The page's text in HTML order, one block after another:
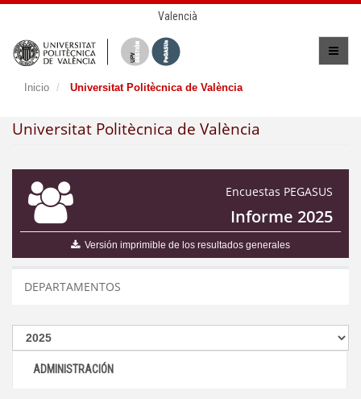
Valencià
Inicio Universitat Politècnica de València
Universitat Politècnica de València
Encuestas PEGASUS
Informe 2025
Versión imprimible de los resultados generales
DEPARTAMENTOS
ADMINISTRACIÓN